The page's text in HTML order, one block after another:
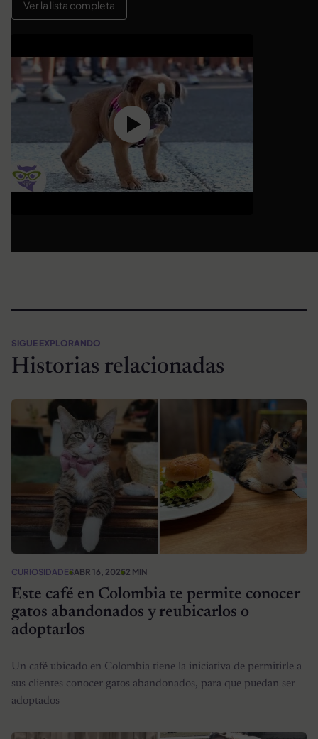
Ver la lista completa
SIGUE EXPLORANDO
Historias relacionadas
CURIOSIDADESABR 16, 20252 MIN
Este café en Colombia te permite conocer
gatos abandonados y reubicarlos o
adoptarlos
Un café ubicado en Colombia tiene la iniciativa de permitirle a
sus clientes conocer gatos abandonados, para que puedan ser
adoptados